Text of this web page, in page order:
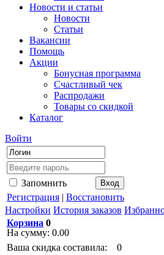
Новости и статьи
Новости
Статьи
Вакансии
Помощь
Акции
Бонусная программа
Счастливый чек
Распродажи
Товары со скидкой
Каталог
Войти
Запомнить
Регистрация | Восстановить
Настройки История заказов
Корзина 0
На сумму: 0.00
Ваша скидка составила:
0